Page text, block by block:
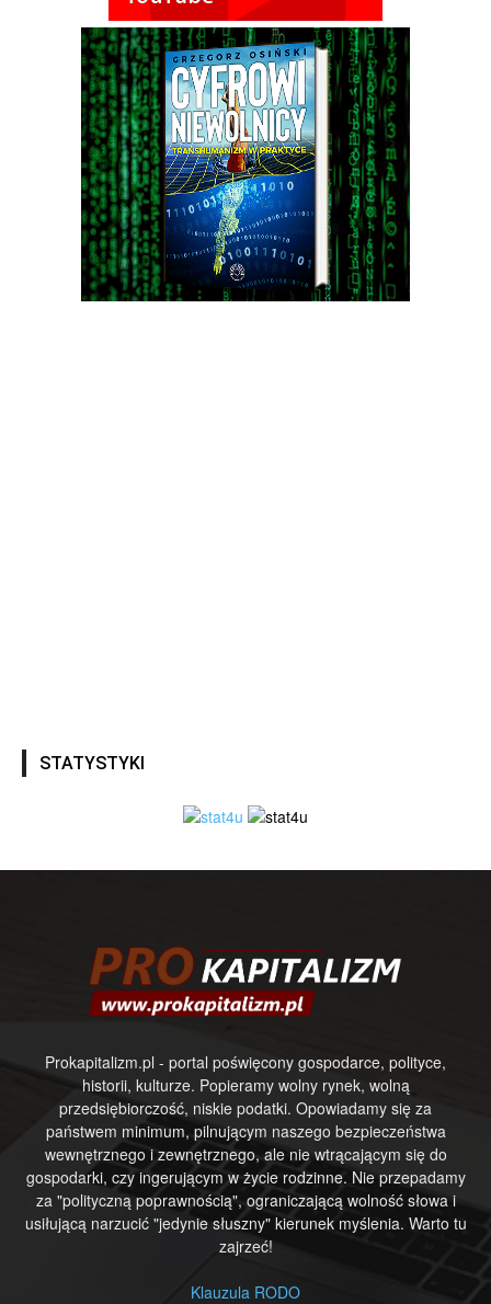
STATYSTYKI
Prokapitalizm.pl - portal poświęcony gospodarce, polityce,
historii, kulturze. Popieramy wolny rynek, wolną
przedsiębiorczość, niskie podatki. Opowiadamy się za
państwem minimum, pilnującym naszego bezpieczeństwa
wewnętrznego i zewnętrznego, ale nie wtrącającym się do
gospodarki, czy ingerującym w życie rodzinne. Nie przepadamy
za "polityczną poprawnością", ograniczającą wolność słowa i
usiłującą narzucić "jedynie słuszny" kierunek myślenia. Warto tu
zajrzeć!
Klauzula RODO